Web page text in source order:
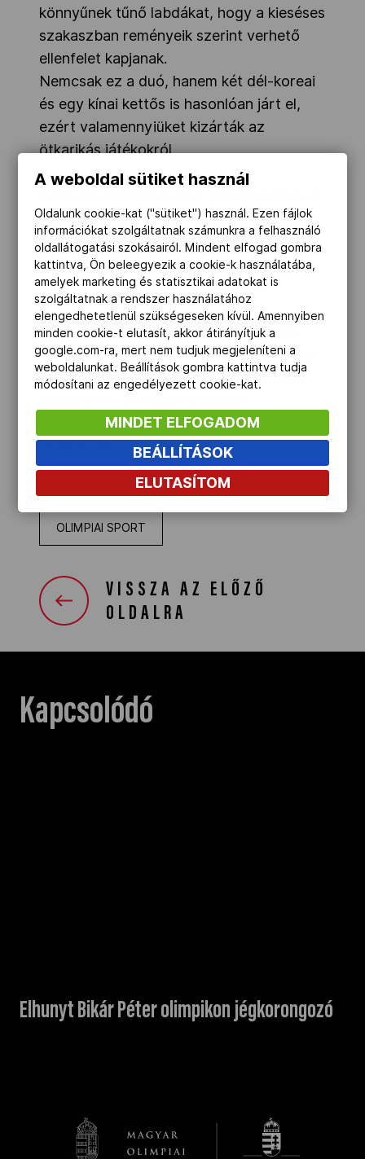
könnyűnek tűnő labdákat, hogy a kieséses
szakaszban reményeik szerint verhető
ellenfelet kapjanak.
Nemcsak ez a duó, hanem két dél-koreai
és egy kínai kettős is hasonlóan járt el,
ezért valamennyiüket kizárták az
ötkarikás játékokról.
majd másodfokon hat hónapra tiltották el
hazájukban, edzőjüket pedig eredetileg
végleg száműzték volna a sportágból,
végül két esztendőt kell kihagynia.
A kínaiak világbajnok és világranglista-
vezetője, Jü Jang – aki Vang Hsziao-livel
alkotott párt az olimpián – az eset után
OLIMPIAI SPORT
VISSZA AZ ELŐZŐ
OLDALRA
Kapcsolódó
Elhunyt Bikár Péter olimpikon jégkorongozó
A weboldal sütiket használ
Oldalunk cookie-kat ("sütiket") használ. Ezen fájlok
információkat szolgáltatnak számunkra a felhasználó
oldallátogatási szokásairól. Mindent elfogad gombra
kattintva, Ön beleegyezik a cookie-k használatába,
amelyek marketing és statisztikai adatokat is
szolgáltatnak a rendszer használatához
elengedhetetlenül szükségeseken kívül. Amennyiben
minden cookie-t elutasít, akkor átirányítjuk a
google.com-ra, mert nem tudjuk megjeleníteni a
weboldalunkat. Beállítások gombra kattintva tudja
módosítani az engedélyezett cookie-kat.
MINDET ELFOGADOM
BEÁLLÍTÁSOK
ELUTASÍTOM